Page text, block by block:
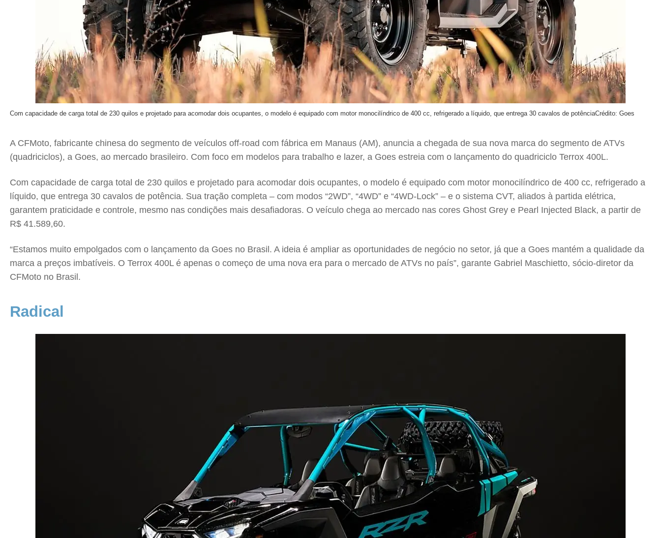
Com capacidade de carga total de 230 quilos e projetado para acomodar dois ocupantes, o modelo é equipado com motor monocilíndrico de 400 cc, refrigerado a líquido, que entrega 30 cavalos de potênciaCrédito: Goes
A CFMoto, fabricante chinesa do segmento de veículos off-road com fábrica em Manaus (AM), anuncia a chegada de sua nova marca do segmento de ATVs
(quadriciclos), a Goes, ao mercado brasileiro. Com foco em modelos para trabalho e lazer, a Goes estreia com o lançamento do quadriciclo Terrox 400L.
Com capacidade de carga total de 230 quilos e projetado para acomodar dois ocupantes, o modelo é equipado com motor monocilíndrico de 400 cc, refrigerado a
líquido, que entrega 30 cavalos de potência. Sua tração completa – com modos “2WD”, “4WD” e “4WD-Lock” – e o sistema CVT, aliados à partida elétrica,
garantem praticidade e controle, mesmo nas condições mais desafiadoras. O veículo chega ao mercado nas cores Ghost Grey e Pearl Injected Black, a partir de
R$ 41.589,60.
“Estamos muito empolgados com o lançamento da Goes no Brasil. A ideia é ampliar as oportunidades de negócio no setor, já que a Goes mantém a qualidade da
marca a preços imbatíveis. O Terrox 400L é apenas o começo de uma nova era para o mercado de ATVs no país”, garante Gabriel Maschietto, sócio-diretor da
CFMoto no Brasil.
Radical